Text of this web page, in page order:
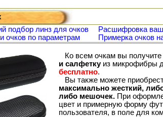
подбор линз для очков
Расшифровка
очков по параметрам Примерка очков
Ко всем очкам вы получите
и салфеткуиз микрофибры
бесплатно.
Вы также можете
максимально жесткий,
либо мешочек. При
цвет и примерную форму
пользователя, в поле для